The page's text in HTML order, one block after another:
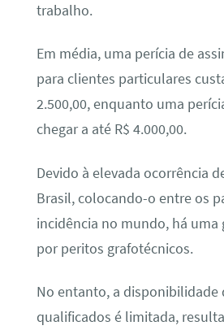
trabalho.
Em média, uma perícia de
para clientes particulares
2.500,00, enquanto uma
chegar a até R$ 4.000,00.
Devido à elevada ocorrência
Brasil, colocando-o entre os
incidência no mundo, há uma
por peritos grafotécnicos.
No entanto, a disponibilidade
qualificados é limitada,